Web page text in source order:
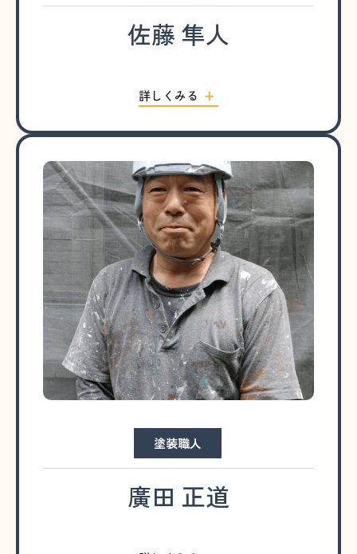
佐藤 隼人
詳しくみる
塗装職人
廣田 正道